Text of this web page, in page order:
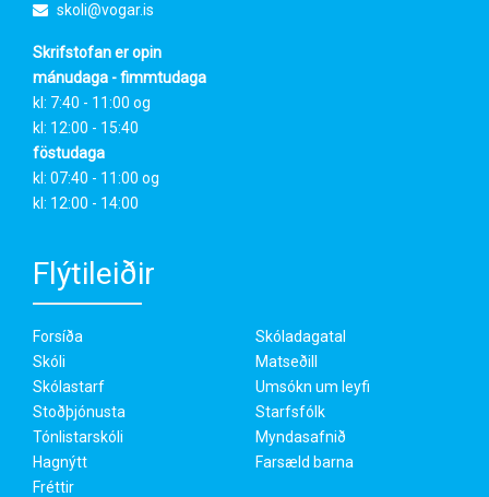
skoli@vogar.is
Skrifstofan er opin
mánudaga - fimmtudaga
kl: 7:40 - 11:00 og
kl: 12:00 - 15:40
föstudaga
kl: 07:40 - 11:00 og
kl: 12:00 - 14:00
Flýtileiðir
Forsíða
Skóli
Skólastarf
Stoðþjónusta
Tónlistarskóli
Hagnýtt
Fréttir
Skóladagatal
Matseðill
Umsókn um leyfi
Starfsfólk
Myndasafnið
Farsæld barna